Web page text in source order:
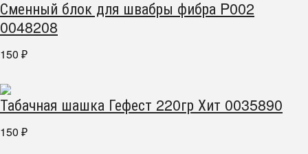
Сменный блок для швабры фибра P002
0048208
150 ₽
Табачная шашка Гефест 220гр Хит 0035890
150 ₽